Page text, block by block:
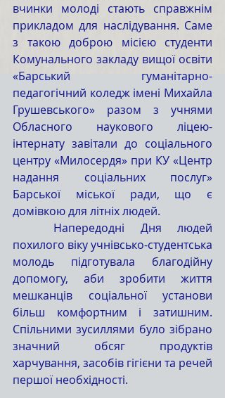
вчинки молоді стають справжнім
прикладом для наслідування. Саме
з такою доброю місією студенти
Комунального закладу вищої освіти
«Барський гуманітарно-
педагогічний коледж імені Михайла
Грушевського» разом з учнями
Обласного наукового ліцею-
інтернату завітали до соціального
центру «Милосердя» при КУ «Центр
надання соціальних послуг»
Барської міської ради, що є
домівкою для літніх людей.
похилого віку учнівсько-студентська
молодь підготувала благодійну
допомогу, аби зробити життя
мешканців соціальної установи
більш комфортним і затишним.
Спільними зусиллями було зібрано
значний обсяг продуктів
харчування, засобів гігієни та речей
першої необхідності.